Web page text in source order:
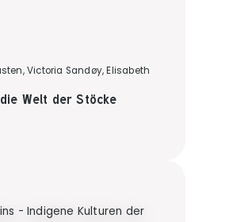
Victoria Sandøy, Elisabeth
Welt der Stöcke